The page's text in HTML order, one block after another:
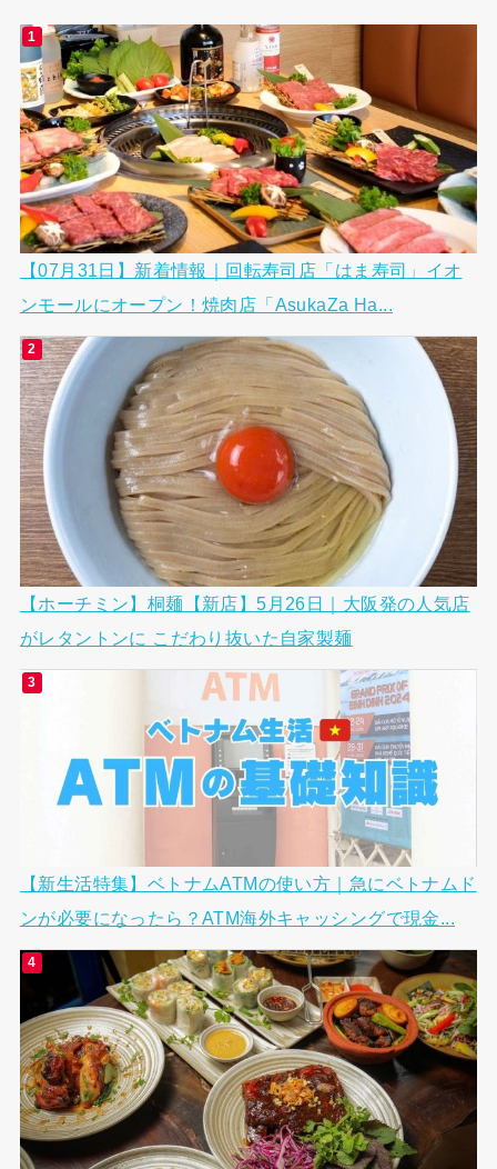
【07月31日】新着情報｜回転寿司店「はま寿司」イオ
ンモールにオープン！焼肉店「AsukaZa Ha...
【ホーチミン】桐麺【新店】5月26日｜大阪発の人気店
がレタントンに こだわり抜いた自家製麺
【新生活特集】ベトナムATMの使い方｜急にベトナムド
ンが必要になったら？ATM海外キャッシングで現金...